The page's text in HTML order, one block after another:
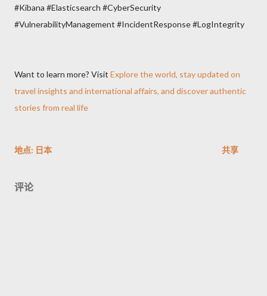
#Kibana #Elasticsearch #CyberSecurity
#VulnerabilityManagement #IncidentResponse #LogIntegrity
Want to learn more? Visit Explore the world, stay updated on
travel insights and international affairs, and discover authentic
stories from real life
地点: 日本 共享
评论